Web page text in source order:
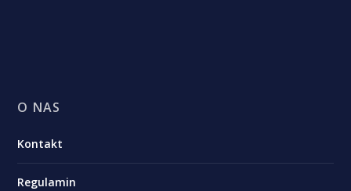
O NAS
Kontakt
Regulamin